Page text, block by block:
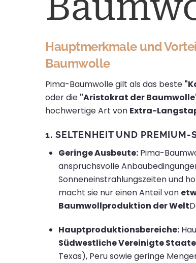
Hauptmerkmale und
Baumwolle
Pima-Baumwolle gilt als das beste
oder die "Aristokrat der
hochwertige Art von Extra-
1. SELTENHEIT UND PREMIUM-
Geringe Ausbeute:Pima-
anspruchsvolle
Sonneneinstrahlungszeiten und
macht sie nur einen Anteil von
Baumwollproduktion der Welt
Hauptproduktionsbereiche:
Südwestliche Vereinigte
Texas), Peru sowie geringe